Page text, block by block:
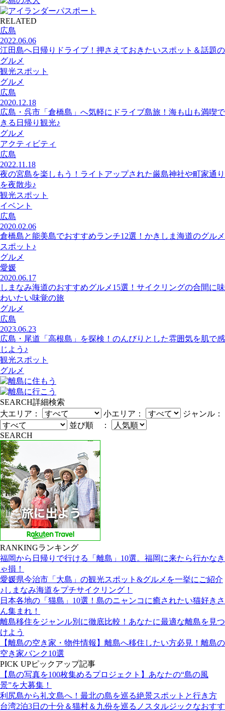
RELATED
広島
2022.06.06
江田島へ日帰りドライブ！押さえておきたいスポット＆話題の
グルメ
観光スポット
グルメ
広島
2020.12.18
広島・呉市「倉橋島」へ気軽にドライブ島旅！海も山も満喫で
きる日帰り観光♪
グルメ
アクティビティ
広島
2022.11.18
夜の宮島を楽しもう！ライトアップされた厳島神社や町家通り
を夜散歩♪
観光スポット
イベント
広島
2020.02.06
倉橋島と能美島でおすすめランチ12選！かきしま海道のグルメ
スポット♪
グルメ
愛媛
2020.06.17
しまなみ海道のおすすめグルメ15選！サイクリングの合間に味
わいたい味覚の旅
グルメ
広島
2023.06.23
広島・尾道「高根島」を探検！のんびりとした雰囲気を肌で感
じよう♪
観光スポット
グルメ
SEARCH詳細検索
大エリア：
小エリア：
ジャンル：
並び順 ：
SEARCH
RANKINGランキング
福岡から日帰りで行ける「離島」10選。福岡に来たら行かなき
ゃ損！
愛媛県今治市「大島」の観光スポット&グルメを一挙にご紹介
♪しまなみ海道をプチサイクリング！
日本各地の「猫島」10選！島のニャンコに癒されたい猫好きさ
ん集まれ！
離島移住をジャンル別に徹底比較！あなたに最適な離島を見つ
けよう
【離島の空き家・物件情報】離島へ移住したい方必見！離島の
空き家バンク10選
PICK UPピックアップ記事
【島の写真を100枚集めるプロジェクト】あなたの“島の風
景”を大募集！
利尻島から礼文島へ！最北の島を巡る絶景スポットと行き方
台湾2泊3日の十分＆猫村＆九份を巡るノスタルジックなおすす